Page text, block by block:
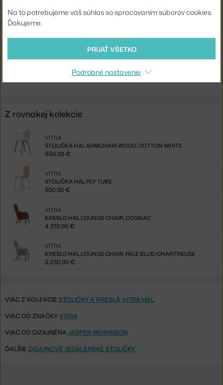
Sedák:
Podnož:
Kód produktu
VIT-44022100
Shopping from the EU? Switch toHAL Ply Tube Chair
Z rovnakej kolekcie
STOLIČKA HAL ARMCHAIR WOOD, COTTON WHITE
VITRA
650,00 €
STOLIČKA HAL PLY TUBE
VITRA
500,00 €
KRESLO HAL LOUNGE CHAIR, COGNAC
VITRA
4 210,00 €
KRESLO HAL LOUNGE CHAIR, PALE BLUE/CHARTREUSE
VITRA
3 230,00 €
VIAC Z KOLEKCIE STOLIČKY A KRESLÁ VITRA HAL
VIAC OD ZNAČKYVITRA
VIAC OD DIZAJNÉRA JASPER MORRISON
ĎALŠIE DIZAJNOVÉ JEDÁLENSKÉ STOLIČKY
Na to potrebujeme váš súhlas so spracovaním súborov cookies.
Ďakujeme.
PRIJAŤ VŠETKO
Podrobné nastavenie